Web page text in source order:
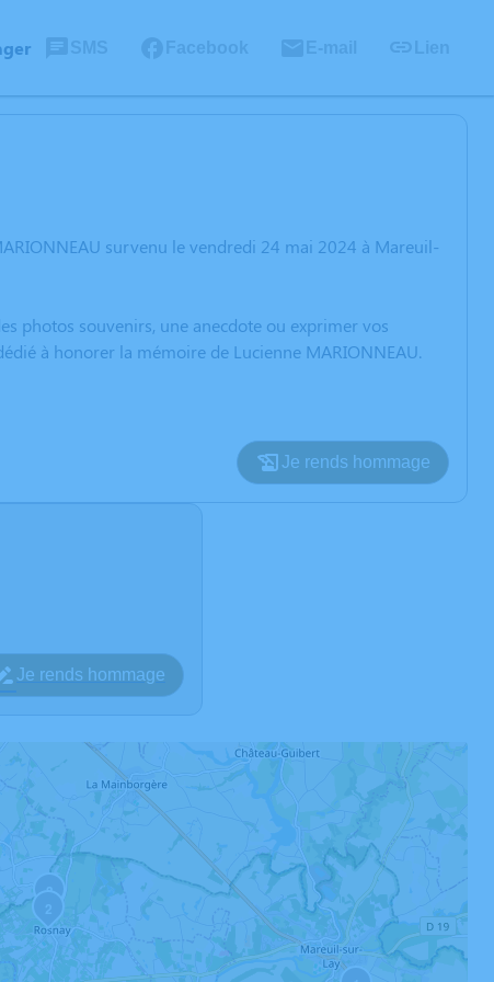
survenu le vendredi 24 mai 2024 à Mareuil-
photos souvenirs, une anecdote ou exprimer vos
à honorer la mémoire de Lucienne MARIONNEAU.
Je rends hommage
Je rends hommage